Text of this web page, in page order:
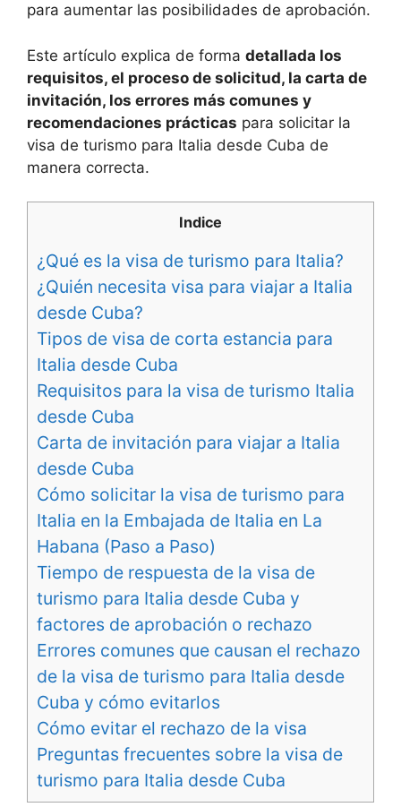
para aumentar las posibilidades de aprobación.
Este artículo explica de forma detallada los
requisitos, el proceso de solicitud, la carta de
invitación, los errores más comunes y
recomendaciones prácticas para solicitar la
visa de turismo para Italia desde Cuba de
manera correcta.
Indice
¿Qué es la visa de turismo para Italia?
¿Quién necesita visa para viajar a Italia
desde Cuba?
Tipos de visa de corta estancia para
Italia desde Cuba
Requisitos para la visa de turismo Italia
desde Cuba
Carta de invitación para viajar a Italia
desde Cuba
Cómo solicitar la visa de turismo para
Italia en la Embajada de Italia en La
Habana (Paso a Paso)
Tiempo de respuesta de la visa de
turismo para Italia desde Cuba y
factores de aprobación o rechazo
Errores comunes que causan el rechazo
de la visa de turismo para Italia desde
Cuba y cómo evitarlos
Cómo evitar el rechazo de la visa
Preguntas frecuentes sobre la visa de
turismo para Italia desde Cuba